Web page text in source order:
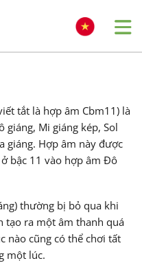
tắt là hợp âm Cbm11) là
Mi giáng kép, Sol
giáng. Hợp âm này được
bậc 11 vào hợp âm Đô
thường bị bỏ qua khi
tạo ra một âm thanh quá
nào cũng có thể chơi tất
một lúc.